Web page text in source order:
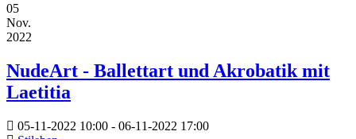
05
Nov.
2022
NudeArt - Ballettart und Akrobatik mit
Laetitia
05-11-2022 10:00 - 06-11-2022 17:00